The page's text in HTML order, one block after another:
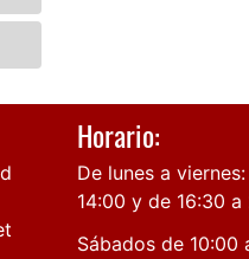
Horario:
De lunes a
14:00 y de 16:30 a
Sábados de 10:00